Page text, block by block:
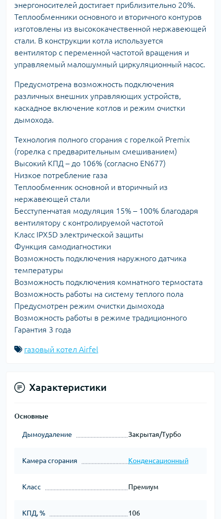
энергоносителей достигает приблизительно 20%.
Теплообменники основного и вторичного контуров
изготовлены из высококачественной нержавеющей
стали. В конструкции котла используется
вентилятор с переменной частотой вращения и
управляемый малошумный циркуляционный насос.
Предусмотрена возможность подключения
различных внешних управляющих устройств,
каскадное включение котлов и режим очистки
дымохода.
Технология полного сгорания с горелкой Premix
(горелка с предварительным смешиванием)
Высокий КПД – до 106% (согласно EN677)
Низкое потребление газа
Теплообменник основной и вторичный из
нержавеющей стали
Бесступенчатая модуляция 15% – 100% благодаря
вентилятору с контролируемой частотой
Класс IPX5D электрической защиты
Функция самодиагностики
Возможность подключения наружного датчика
температуры
Возможность подключения комнатного термостата
Возможность работы на систему теплого пола
Предусмотрен режим очистки дымохода
Возможность работы в режиме традиционного
Гарантия 3 года
газовый котел Airfel
Характеристики
Основные
Дымоудаление Закрытая/Турбо
Камера сгорания Конденсационный
Класс Премиум
КПД, % 106